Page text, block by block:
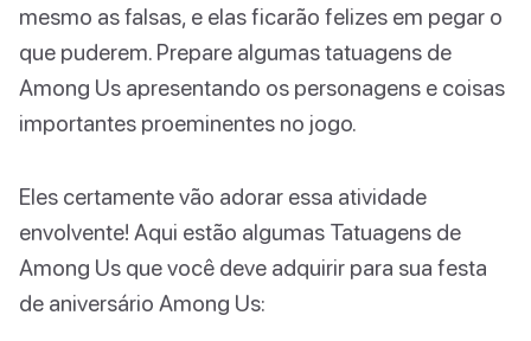
mesmo as falsas, e elas ficarão felizes em pegar o
que puderem. Prepare algumas tatuagens de
Among Us apresentando os personagens e coisas
importantes proeminentes no jogo.
Eles certamente vão adorar essa atividade
envolvente! Aqui estão algumas Tatuagens de
Among Us que você deve adquirir para sua festa
de aniversário Among Us: